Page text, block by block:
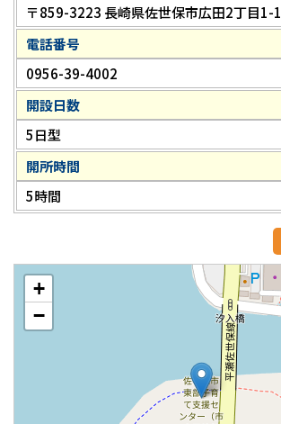
〒859-3223 長崎県佐世保市広田2丁目1-1
電話番号
0956-39-4002
開設日数
5日型
開所時間
5時間
+
−